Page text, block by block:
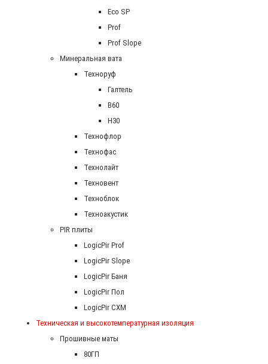
Eco SP
Prof
Prof Slope
Минеральная вата
Техноруф
Галтель
В60
Н30
Технофлор
Технофас
Технолайт
Техновент
Техноблок
Техноакустик
PIR плиты
LogicPir Prof
LogicPir Slope
LogicPir Баня
LogicPir Пол
LogicPir СХМ
Техническая и высокотемпературная изоляция
Прошивные маты
80ГП